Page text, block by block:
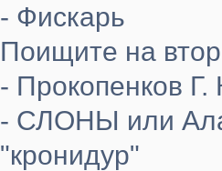
- Фискарь
Поищите на
- Прокопенков Г.
- СЛОНЫ или
"кронидур"